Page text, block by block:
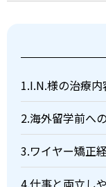
1.I.N.様の治療内
2.海外留学前へ
3.ワイヤー矯正